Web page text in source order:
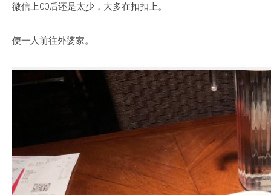
微信上00后还是太少，大多在扣扣上。
便一人前往外婆家。